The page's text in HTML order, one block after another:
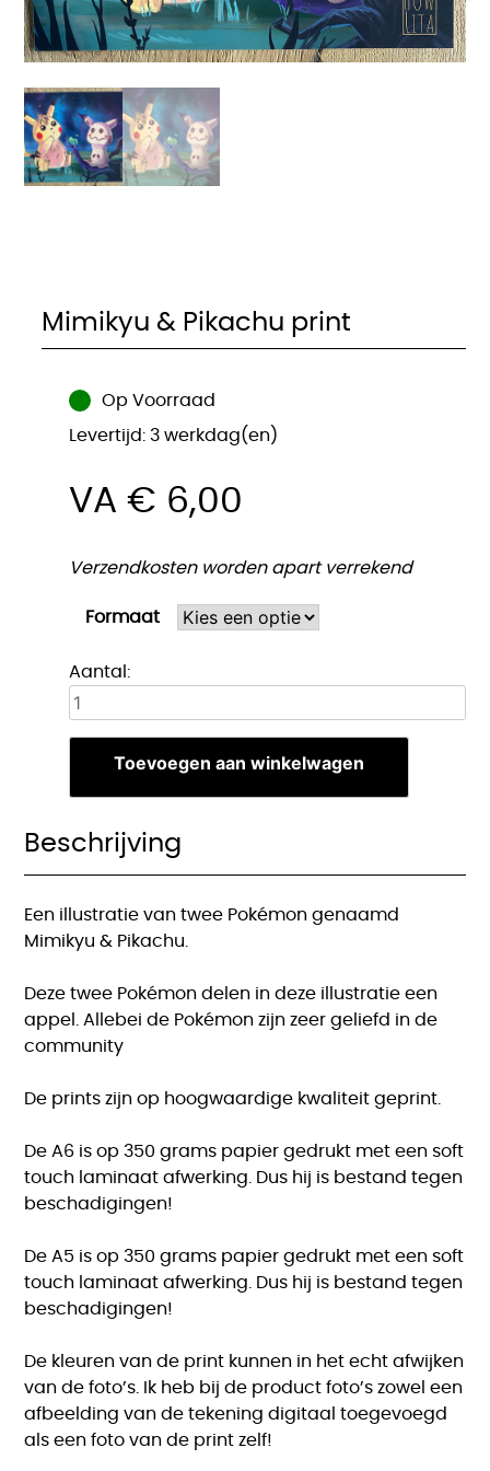
Mimikyu & Pikachu print
Op Voorraad
Levertijd: 3 werkdag(en)
VA € 6,00
Verzendkosten worden apart verrekend
Formaat
Aantal:Mimikyu
Pikachu
aantal
Toevoegen aan winkelwagen
Beschrijving
Een illustratie van twee Pokémon genaamd
Mimikyu & Pikachu.
Deze twee Pokémon delen in deze illustratie een
appel. Allebei de Pokémon zijn zeer geliefd in de
community
De prints zijn op hoogwaardige kwaliteit geprint.
De A6 is op 350 grams papier gedrukt met een soft
touch laminaat afwerking. Dus hij is bestand tegen
beschadigingen!
De A5 is op 350 grams papier gedrukt met een soft
touch laminaat afwerking. Dus hij is bestand tegen
beschadigingen!
De kleuren van de print kunnen in het echt afwijken
van de foto’s. Ik heb bij de product foto’s zowel een
afbeelding van de tekening digitaal toegevoegd
als een foto van de print zelf!